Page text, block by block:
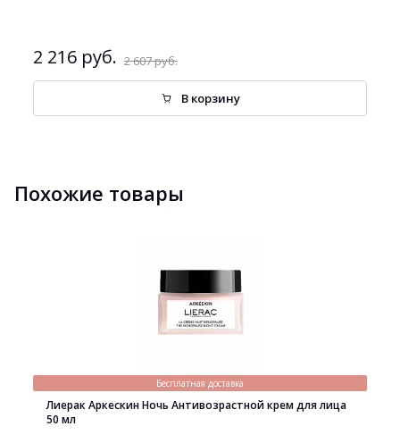
2 216 руб. 2 607 руб.
В корзину
Похожие товары
Бесплатная доставка
Лиерак Аркескин Ночь Антивозрастной крем для лица
50 мл